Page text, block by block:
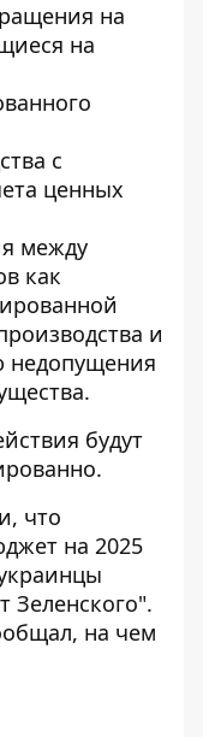
на
на
с
ценных
между
как
и
недопущения
будут
что
на 2025
Зеленского".
на чем